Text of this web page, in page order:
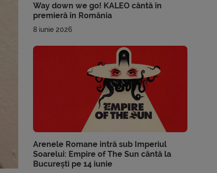
Way down we go! KALEO cântă în
premieră în România
8 iunie 2026
Arenele Romane intră sub Imperiul
Soarelui: Empire of The Sun cântă la
București pe 14 iunie